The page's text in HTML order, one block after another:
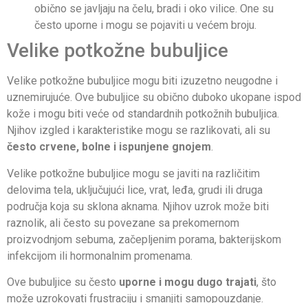
obično se javljaju na čelu, bradi i oko vilice. One su
često uporne i mogu se pojaviti u većem broju.
Velike potkožne bubuljice
Velike potkožne bubuljice mogu biti izuzetno neugodne i
uznemirujuće. Ove bubuljice su obično duboko ukopane ispod
kože i mogu biti veće od standardnih potkožnih bubuljica.
Njihov izgled i karakteristike mogu se razlikovati, ali su
često crvene, bolne i ispunjene gnojem.
Velike potkožne bubuljice mogu se javiti na različitim
delovima tela, uključujući lice, vrat, leđa, grudi ili druga
područja koja su sklona aknama. Njihov uzrok može biti
raznolik, ali često su povezane sa prekomernom
proizvodnjom sebuma, začepljenim porama, bakterijskom
infekcijom ili hormonalnim promenama.
Ove bubuljice su često uporne i mogu dugo trajati, što
može uzrokovati frustraciju i smanjiti samopouzdanje.